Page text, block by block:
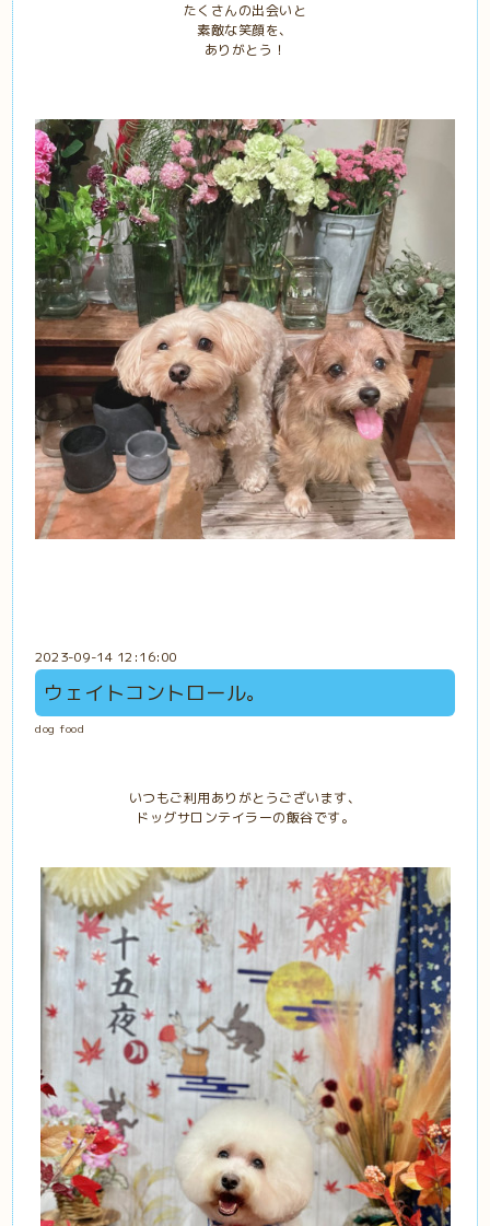
たくさんの出会いと
素敵な笑顔を、
ありがとう！
2023-09-14 12:16:00
ウェイトコントロール。
dog food
いつもご利用ありがとうございます、
ドッグサロンテイラーの飯谷です。